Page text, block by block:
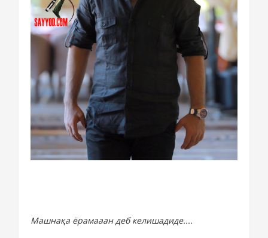
Машнақа ёрамааан деб келишадиде....